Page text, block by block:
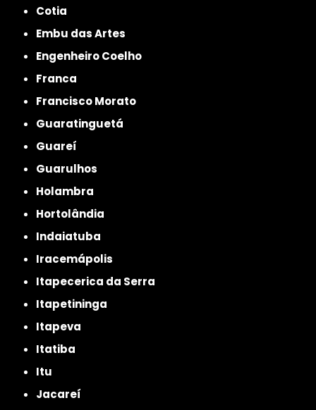
Cotia
Embu das Artes
Engenheiro Coelho
Franca
Francisco Morato
Guaratinguetá
Guareí
Guarulhos
Holambra
Hortolândia
Indaiatuba
Iracemápolis
Itapecerica da Serra
Itapetininga
Itapeva
Itatiba
Itu
Jacareí